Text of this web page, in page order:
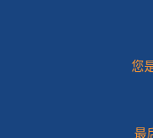
您
最